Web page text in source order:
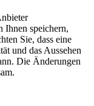
Ihnen speichern,
Sie, dass eine
und das Aussehen
Die Änderungen